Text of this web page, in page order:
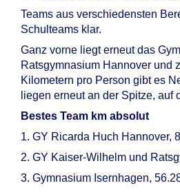
Teams aus verschiedensten
Schulteams klar.
Ganz vorne liegt erneut das
Ratsgymnasium Hannover und
Kilometern pro Person gibt es
liegen erneut an der Spitze, auf
Bestes Team km absolut
1. GY Ricarda Huch Hannover,
2. GY Kaiser-Wilhelm und
3. Gymnasium Isernhagen,